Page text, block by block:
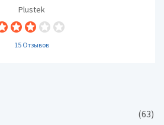
Plustek
15 Отзывов
(63)